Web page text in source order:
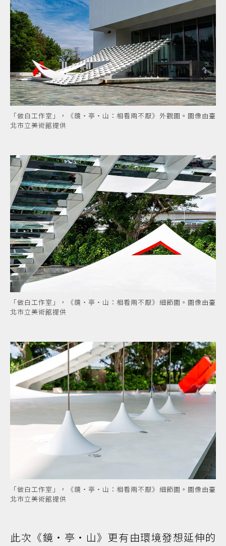
「做白工作室」，《鏡・亭・山：相看兩不厭》外觀圖。圖像由臺
北市立美術館提供
「做白工作室」，《鏡・亭・山：相看兩不厭》細節圖。圖像由臺
北市立美術館提供
「做白工作室」，《鏡・亭・山：相看兩不厭》細節圖。圖像由臺
北市立美術館提供
此次《鏡・亭・山》更有由環境發想延伸的